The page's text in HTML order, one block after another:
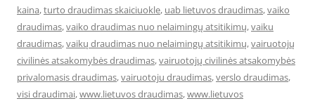
kaina,turto draudimas skaiciuokle, uab lietuvos draudimas,vaiko
draudimas,vaiko draudimas nuo nelaimingų atsitikimų,vaiku
draudimas,vaikų draudimas nuo nelaimingų atsitikimų,vairuotojų
civilinės atsakomybės draudimas,vairuotojų civilinės atsakomybės
privalomasis draudimas,vairuotoju draudimas,verslo draudimas,
visi draudimai,www.lietuvos draudimas,www.lietuvos